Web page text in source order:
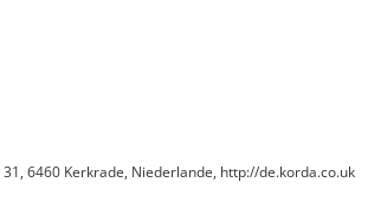
6460 Kerkrade, Niederlande, http://de.korda.co.uk